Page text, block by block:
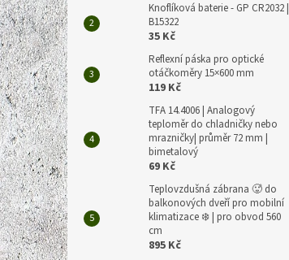
Knoflíková baterie - GP CR2032 |
B15322
35 Kč
Reflexní páska pro optické
otáčkoměry 15×600 mm
119 Kč
TFA 14.4006 | Analogový
teploměr do chladničky nebo
mrazničky| průměr 72 mm |
bimetalový
69 Kč
Teplovzdušná zábrana 🥵 do
balkonových dveří pro mobilní
klimatizace ❄️ | pro obvod 560
cm
895 Kč